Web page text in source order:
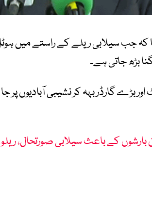
کہ جب سیلابی ریلے کے راستے میں
بڑھ جاتی ہے۔
بڑے گارڈر بہہ کر نشیبی آبادیوں پر
کے باعث سیلابی صورتحال،